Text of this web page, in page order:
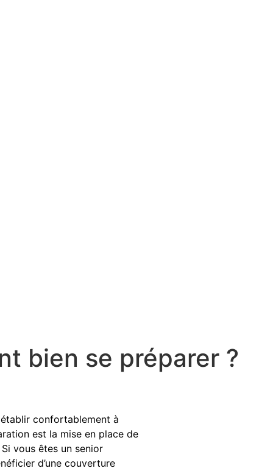
bien se préparer ?
confortablement à
est la mise en place de
vous êtes un senior
d’une couverture